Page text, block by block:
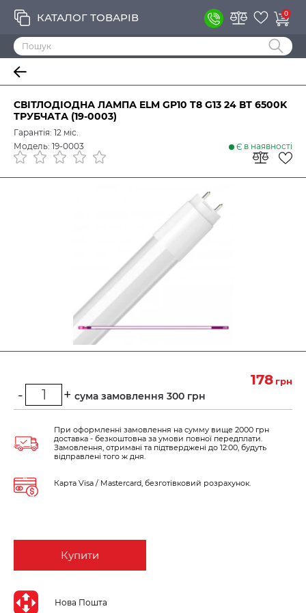
КАТАЛОГ ТОВАРІВ 0
СВІТЛОДІОДНА ЛАМПА ELM GP10 T8 G13 24 ВТ 6500K
ТРУБЧАТА (19-0003)
Гарантія: 12 міс.
Модель: 19-0003
Є в наявності
178 грн
Мінімальна сума замовлення 300 грн
- +
Купити
Нова Пошта
При оформленні замовлення на сумму вище 2000 грн
доставка - безкоштовна за умови повної передплати.
Замовлення, отримані та підтверджені до 12:00, будуть
відправлені того ж дня.
Карта Visa / Mastercard, безготівковий розрахунок.